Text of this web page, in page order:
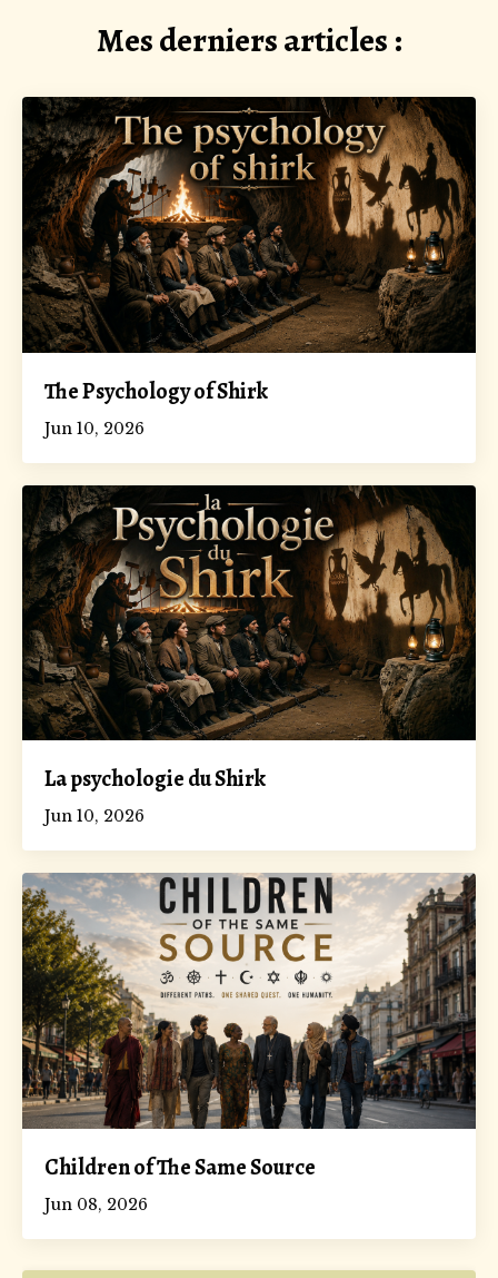
Mes derniers articles :
The Psychology of Shirk
Jun 10, 2026
La psychologie du Shirk
Jun 10, 2026
Children of The Same Source
Jun 08, 2026